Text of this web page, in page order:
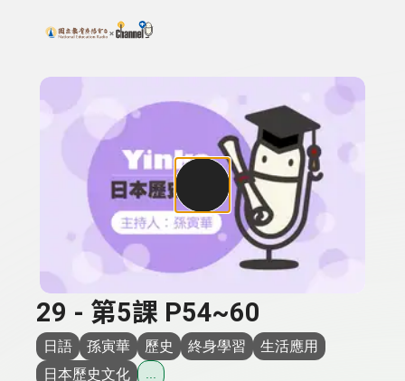
上方功能區塊
搜尋關鍵字：可輸入節目名稱、主持人或關鍵字
29 - 第5課 P54~60
日語 孫寅華 歷史 終身學習
生活應用
日本歷史文化
...